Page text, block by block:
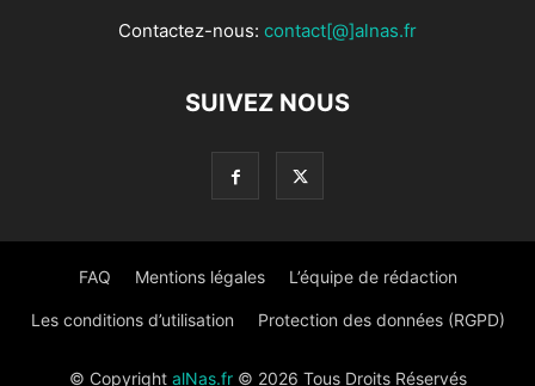
Contactez-nous: contact[@]alnas.fr
SUIVEZ NOUS
FAQ Mentions légales L’équipe de rédaction
Les conditions d’utilisation Protection des données (RGPD)
© Copyright alNas.fr© 2026 Tous Droits Réservés